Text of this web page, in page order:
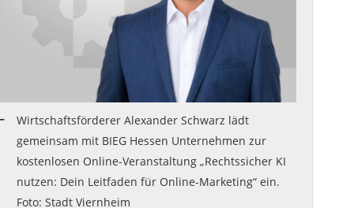
Wirtschaftsförderer Alexander Schwarz lädt
gemeinsam mit BIEG Hessen Unternehmen zur
kostenlosen Online-Veranstaltung „Rechtssicher KI
nutzen: Dein Leitfaden für Online-Marketing“ ein.
Foto: Stadt Viernheim